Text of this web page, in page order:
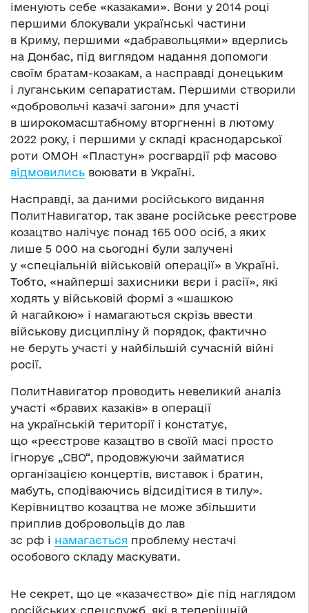
іменують себе «казаками». Вони у 2014 році
першими блокували українські частини
в Криму, першими «дабравольцями» вдерлись
на Донбас, під виглядом надання допомоги
своїм братам-козакам, а насправді донецьким
і луганським сепаратистам. Першими створили
«добровольчі казачі загони» для участі
в широкомасштабному вторгненні в лютому
2022 року, і першими у складі краснодарської
роти ОМОН «Пластун» росгвардії рф масово
відмовились воювати в Україні.
Насправді, за даними російського видання
ПолитНавигатор, так зване російське реєстрове
козацтво налічує понад 165 000 осіб, з яких
лише 5 000 на сьогодні були залучені
у «спеціальній військовій операції» в Україні.
Тобто, «найперші захисники вєри і расії», які
ходять у військовій формі з «шашкою
й нагайкою» і намагаються скрізь ввести
військову дисципліну й порядок, фактично
не беруть участі у найбільшій сучасній війні
росії.
ПолитНавигатор проводить невеликий аналіз
участі «бравих казаків» в операції
на українській території і констатує,
що «реєстрове казацтво в своїй масі просто
ігнорує „СВО“, продовжуючи займатися
організацією концертів, виставок і братин,
мабуть, сподіваючись відсидітися в тилу».
Керівництво козацтва не може збільшити
приплив добровольців до лав
зс рф і намагається проблему нестачі
особового складу маскувати.
Не секрет, що це «казачєство» діє під наглядом
російських спецслужб, які в теперішній